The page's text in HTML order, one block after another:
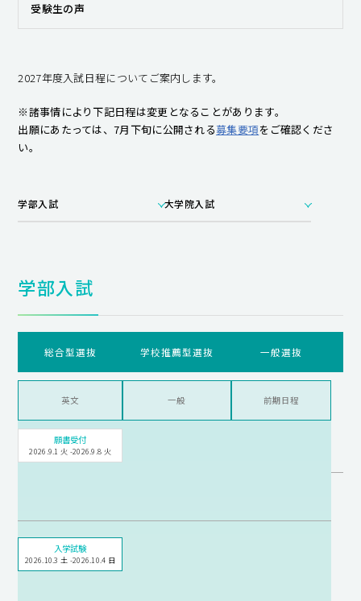
受験生の声
2027年度入試日程についてご案内します。
※諸事情により下記日程は変更となることがあります。
出願にあたっては、7月下旬に公開される募集要項をご確認くださ
い。
学部入試 大学院入試
学部入試
総合型選抜
英文
願書受付
2026.9.1 火 -2026.9.8 火
入学試験
2026.10.3 土 -2026.10.4 日
学校推薦型選抜
一般
一般選抜
前期日程